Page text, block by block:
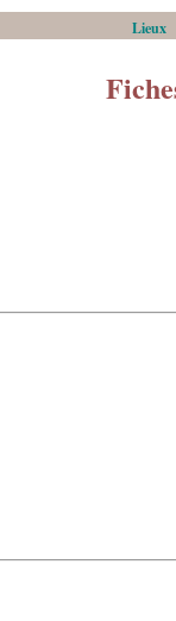
Lieux